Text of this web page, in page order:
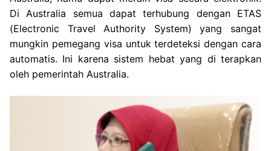
Di Australia semua dapat terhubung dengan ETAS
(Electronic Travel Authority System) yang sangat
mungkin pemegang visa untuk terdeteksi dengan cara
automatis. Ini karena sistem hebat yang di terapkan
oleh pemerintah Australia.